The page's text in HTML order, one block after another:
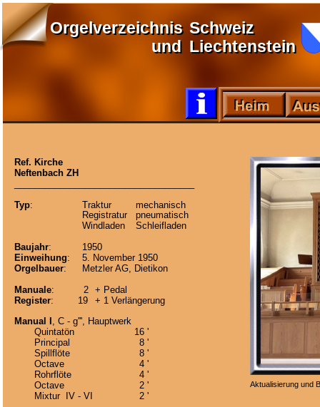
Ref. Kirche
Neftenbach ZH
Typ: Traktur
mechanisch
Registratur
pneumatisch
Windladen
Schleifladen
Baujahr:
1950
Einweihung:
5. November 1950
Orgelbauer:
Metzler AG, Dietikon
Manuale: 2
+ Pedal
Register: 19
+ 1 Verlängerung
Manual I , C - g''', Hauptwerk
Quintatön
16 '
Principal
8 '
Spillflöte
8 '
Octave
4 '
Rohrflöte
4 '
Octave
2 '
Mixtur  IV - VI
2 '
Aktualisierung und
Orgelverzeichnis Schweiz
und Liechtenstein
Orgelverzeichnis Schweiz
und Liechtenstein